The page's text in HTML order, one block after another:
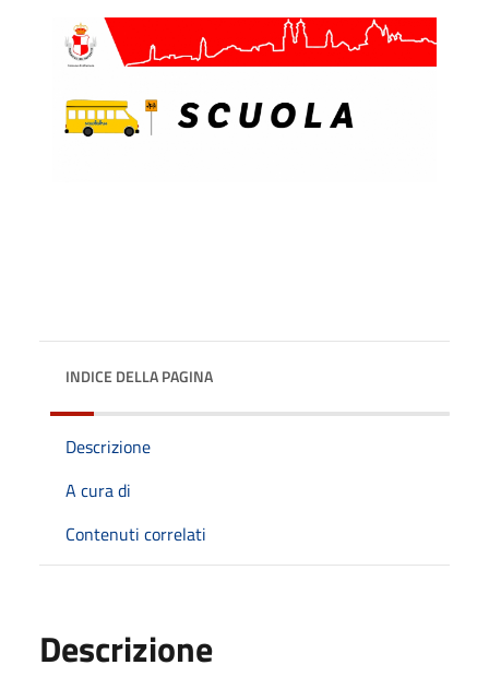
INDICE DELLA PAGINA
Descrizione
A cura di
Contenuti correlati
Descrizione